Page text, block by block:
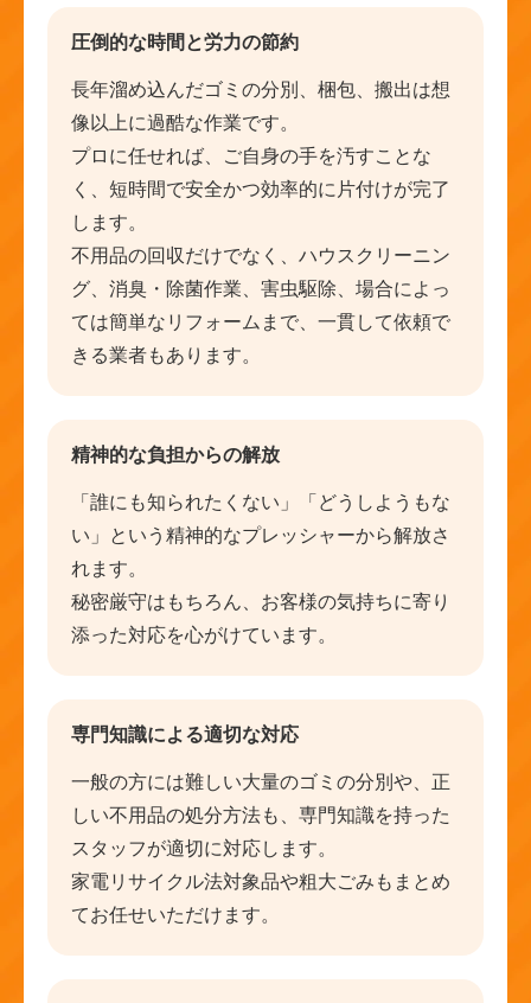
圧倒的な時間と労力の節約
長年溜め込んだゴミの分別、梱包、搬出は想
像以上に過酷な作業です。
プロに任せれば、ご自身の手を汚すことな
く、短時間で安全かつ効率的に片付けが完了
します。
不用品の回収だけでなく、ハウスクリーニン
グ、消臭・除菌作業、害虫駆除、場合によっ
ては簡単なリフォームまで、一貫して依頼で
きる業者もあります。
精神的な負担からの解放
「誰にも知られたくない」「どうしようもな
い」という精神的なプレッシャーから解放さ
れます。
秘密厳守はもちろん、お客様の気持ちに寄り
添った対応を心がけています。
専門知識による適切な対応
一般の方には難しい大量のゴミの分別や、正
しい不用品の処分方法も、専門知識を持った
スタッフが適切に対応します。
家電リサイクル法対象品や粗大ごみもまとめ
てお任せいただけます。